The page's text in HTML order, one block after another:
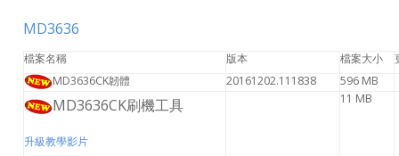
MD3636
檔案名稱 版本 檔案大小
MD3636CK韌體
20161202.111838 596 MB
MD3636CK刷機工具
升級教學影片
11 MB